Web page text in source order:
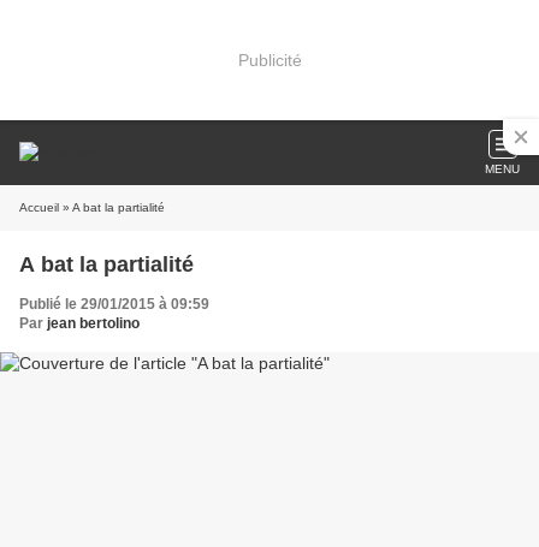
Publicité
MENU
Accueil » A bat la partialité
A bat la partialité
Publié le 29/01/2015 à 09:59
Par jean bertolino